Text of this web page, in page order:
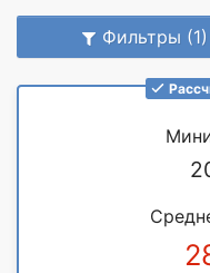
Фильтры (1)